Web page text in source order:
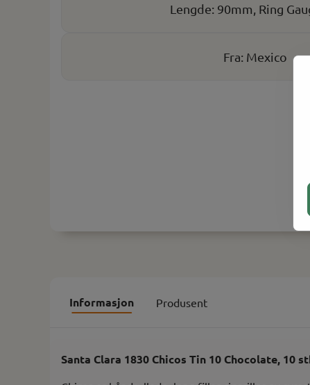
Lengde: 90mm, Ring
Fra: Mexico
Informasjon Produsent
Santa Clara 1830 Chicos Tin 10 Chocolate, 10